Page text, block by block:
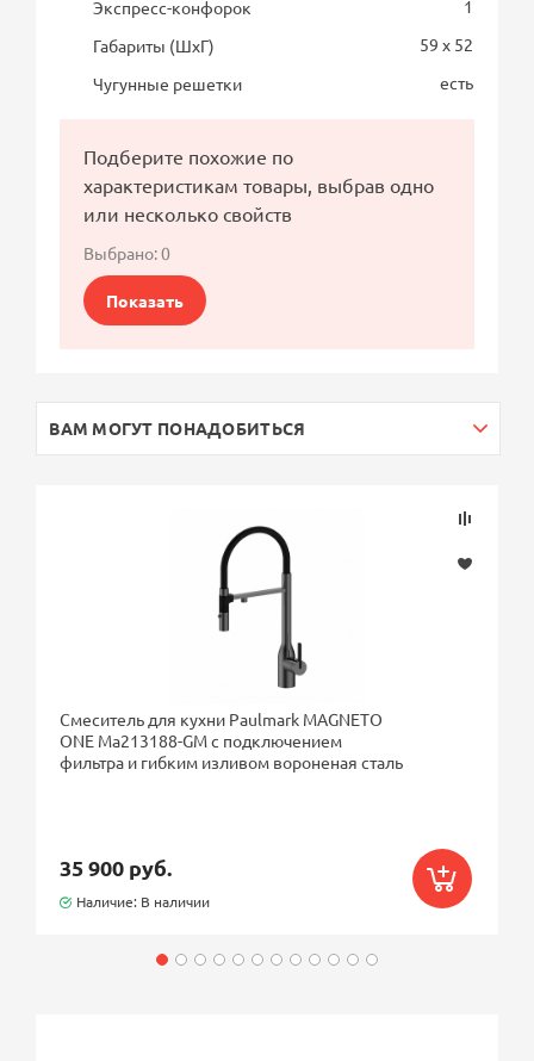
Экспресс-конфорок
1
Габариты (ШхГ)
59 x 52
Чугунные решетки
есть
Подберите похожие по
характеристикам товары, выбрав одно
или несколько свойств
Выбрано:0
Показать
ВАМ МОГУТ ПОНАДОБИТЬСЯ
Смеситель для кухни Paulmark MAGNETO
ONE Ma213188-GM с подключением
фильтра и гибким изливом вороненая сталь
35 900 руб.
Наличие: В наличии